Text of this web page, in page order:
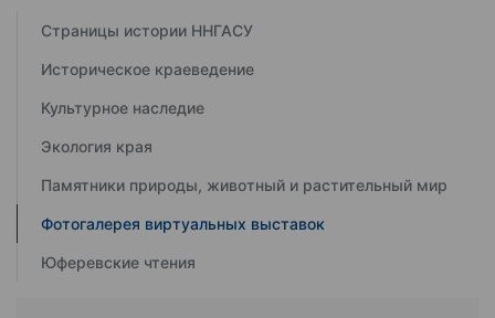
Страницы истории ННГАСУ
Историческое краеведение
Культурное наследие
Экология края
Памятники природы, животный и растительный мир
Фотогалерея виртуальных выставок
Юферевские чтения